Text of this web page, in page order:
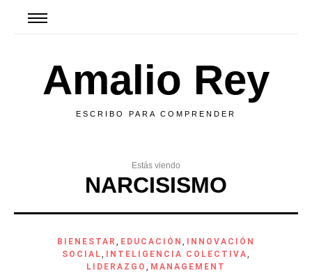
Amalio Rey
ESCRIBO PARA COMPRENDER
Estás viendo
NARCISISMO
BIENESTAR , EDUCACIÓN ,
INNOVACIÓN
SOCIAL, INTELIGENCIA COLECTIVA,
LIDERAZGO , MANAGEMENT